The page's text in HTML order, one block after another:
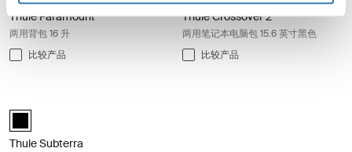
Thule Paramount
两用背包 16 升
比较产品
Thule Crossover 2
两用笔记本电脑包 15.6 英寸黑色
比较产品
black (selected)
Thule Subterra